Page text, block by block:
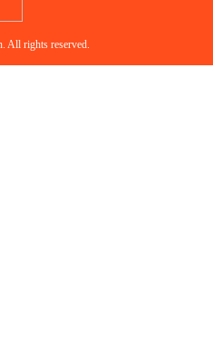
All rights reserved.